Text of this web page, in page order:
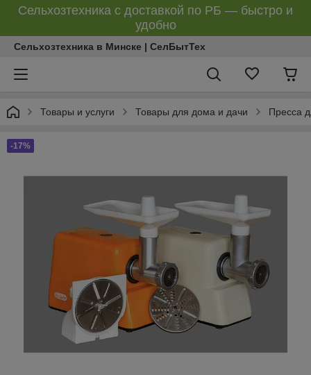
Сельхозтехника с доставкой по РБ — быстро и
удобно
Сельхозтехника в Минске | СелБытТех
Товары и услуги Товары для дома и дачи Пресса
-17%